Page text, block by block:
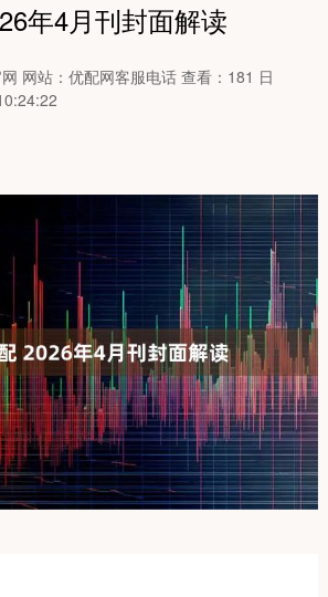
年4月刊封面解读
网站：优配网客服电话 查看：181 日